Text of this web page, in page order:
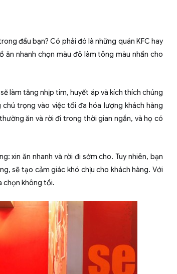
đầu bạn? Có phải đó là những quán KFC hay
ăn nhanh chọn màu đỏ làm tông màu nhấn cho
làm tăng nhịp tim, huyết áp và kích thích chúng
chú trọng vào việc tối đa hóa lượng khách hàng
ăn và rời đi trong thời gian ngắn, và họ có
xin ăn nhanh và rời đi sớm cho. Tuy nhiên, bạn
sẽ tạo cảm giác khó chịu cho khách hàng. Với
chọn không tồi.